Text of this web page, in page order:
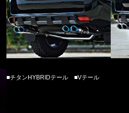
■チタンHYBRIDテール ■Vテール